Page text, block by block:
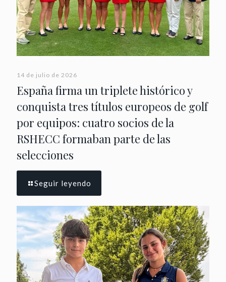
14 de julio de 2026
España firma un triplete histórico y
conquista tres títulos europeos de golf
por equipos: cuatro socios de la
RSHECC formaban parte de las
selecciones
Seguir leyendo